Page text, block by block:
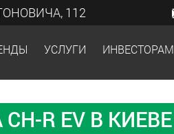
112
УСЛУГИ ИНВЕСТОРАМ
R EV В КИЕВЕ